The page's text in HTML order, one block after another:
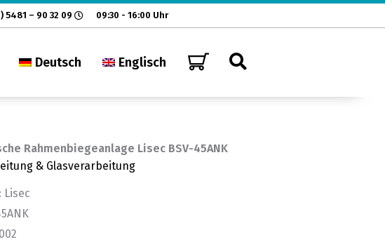
5481 – 90 32 09 09:30 - 16:00 Uhr
Deutsch Englisch
Rahmenbiegeanlage Lisec BSV-45ANK
& Glasverarbeitung
Lisec